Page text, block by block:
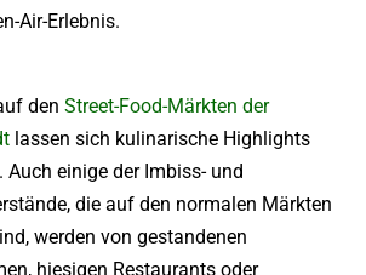
Air-Erlebnis.
den Street-Food-Märkten der
lassen sich kulinarische Highlights
Auch einige der Imbiss- und
die auf den normalen Märkten
werden von gestandenen
hiesigen Restaurants oder